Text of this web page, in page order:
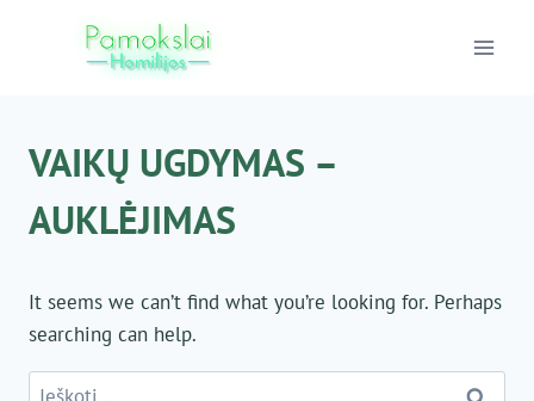
VAIKŲ UGDYMAS –
AUKLĖJIMAS
It seems we can’t find what you’re looking for. Perhaps
searching can help.
Ieškoti: